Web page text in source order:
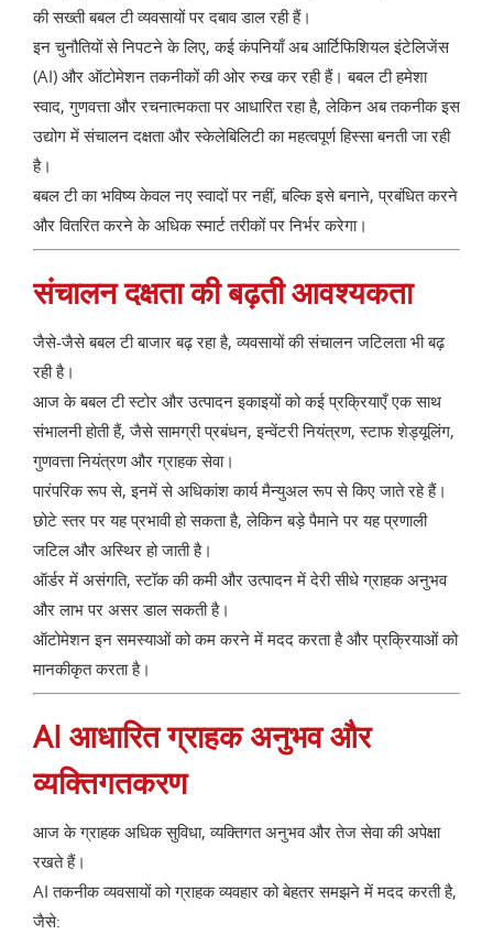
की सख्ती बबल टी व्यवसायों पर दबाव डाल रही हैं।
इन चुनौतियों से निपटने के लिए, कई कंपनियाँ अब आर्टिफिशियल इंटेलिजेंस
(AI) और ऑटोमेशन तकनीकों की ओर रुख कर रही हैं। बबल टी हमेशा
स्वाद, गुणवत्ता और रचनात्मकता पर आधारित रहा है, लेकिन अब तकनीक इस
उद्योग में संचालन दक्षता और स्केलेबिलिटी का महत्वपूर्ण हिस्सा बनती जा रही
है।
बबल टी का भविष्य केवल नए स्वादों पर नहीं, बल्कि इसे बनाने, प्रबंधित करने
और वितरित करने के अधिक स्मार्ट तरीकों पर निर्भर करेगा।
संचालन दक्षता की बढ़ती आवश्यकता
जैसे-जैसे बबल टी बाजार बढ़ रहा है, व्यवसायों की संचालन जटिलता भी बढ़
रही है।
आज के बबल टी स्टोर और उत्पादन इकाइयों को कई प्रक्रियाएँ एक साथ
संभालनी होती हैं, जैसे सामग्री प्रबंधन, इन्वेंटरी नियंत्रण, स्टाफ शेड्यूलिंग,
गुणवत्ता नियंत्रण और ग्राहक सेवा।
पारंपरिक रूप से, इनमें से अधिकांश कार्य मैन्युअल रूप से किए जाते रहे हैं।
छोटे स्तर पर यह प्रभावी हो सकता है, लेकिन बड़े पैमाने पर यह प्रणाली
जटिल और अस्थिर हो जाती है।
ऑर्डर में असंगति, स्टॉक की कमी और उत्पादन में देरी सीधे ग्राहक अनुभव
और लाभ पर असर डाल सकती है।
ऑटोमेशन इन समस्याओं को कम करने में मदद करता है और प्रक्रियाओं को
मानकीकृत करता है।
AI आधारित ग्राहक अनुभव और
व्यक्तिगतकरण
आज के ग्राहक अधिक सुविधा, व्यक्तिगत अनुभव और तेज सेवा की अपेक्षा
रखते हैं।
AI तकनीक व्यवसायों को ग्राहक व्यवहार को बेहतर समझने में मदद करती है,
जैसे: